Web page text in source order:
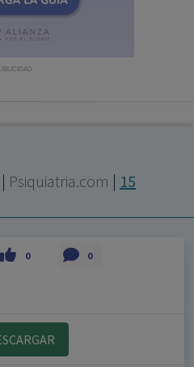
información técnica de los
meramente informativo,
| Psiquiatria.com | 15
0 0